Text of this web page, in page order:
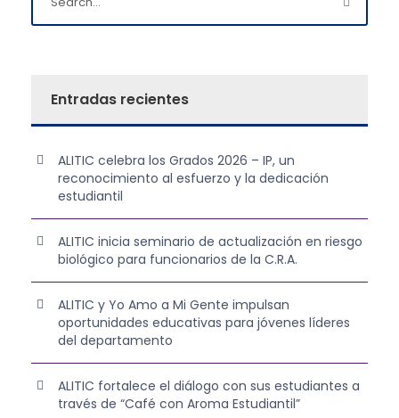
Entradas recientes
ALITIC celebra los Grados 2026 – IP, un
reconocimiento al esfuerzo y la dedicación
estudiantil
ALITIC inicia seminario de actualización en riesgo
biológico para funcionarios de la C.R.A.
ALITIC y Yo Amo a Mi Gente impulsan
oportunidades educativas para jóvenes líderes
del departamento
ALITIC fortalece el diálogo con sus estudiantes a
través de “Café con Aroma Estudiantil”